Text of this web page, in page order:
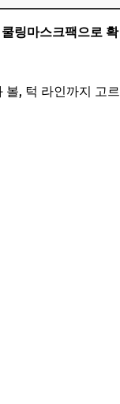
쿨링마스크팩으로 확
볼, 턱 라인까지 고르